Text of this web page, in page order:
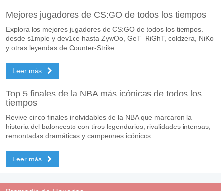
Mejores jugadores de CS:GO de todos los tiempos
Explora los mejores jugadores de CS:GO de todos los tiempos,
desde s1mple y dev1ce hasta ZywOo, GeT_RiGhT, coldzera, NiKo
y otras leyendas de Counter-Strike.
Leer más
Top 5 finales de la NBA más icónicas de todos los
tiempos
Revive cinco finales inolvidables de la NBA que marcaron la
historia del baloncesto con tiros legendarios, rivalidades intensas,
remontadas dramáticas y campeones icónicos.
Leer más